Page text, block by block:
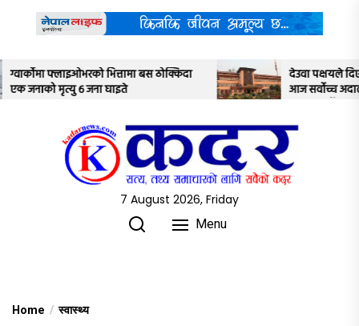
content
देउवा पक्षयले दिएकोे पुनरावलोकन निवेदनमाथि
आज सर्वोच्च अदालतका तीन न्यायाधीशले
7 August 2026, Friday
Menu
Home स्वास्थ्य